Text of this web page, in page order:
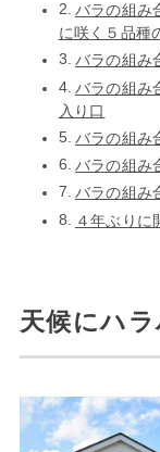
バラの組み
に咲く５品種
バラの組み
バラの組み
入り口
バラの組み
バラの組み
バラの組み
４年ぶりに
天候にハ